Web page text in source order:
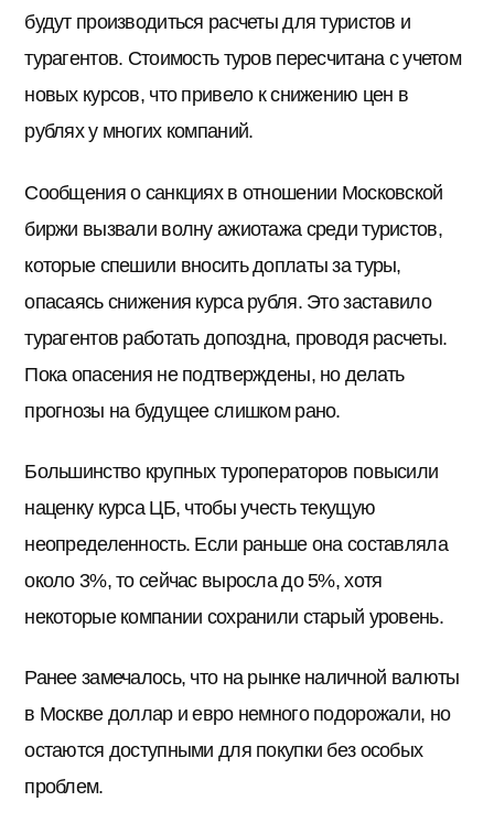
будут производиться расчеты для туристов и
турагентов. Стоимость туров пересчитана с учетом
новых курсов, что привело к снижению цен в
рублях у многих компаний.
Сообщения о санкциях в отношении Московской
биржи вызвали волну ажиотажа среди туристов,
которые спешили вносить доплаты за туры,
опасаясь снижения курса рубля. Это заставило
турагентов работать допоздна, проводя расчеты.
Пока опасения не подтверждены, но делать
прогнозы на будущее слишком рано.
Большинство крупных туроператоров повысили
наценку курса ЦБ, чтобы учесть текущую
неопределенность. Если раньше она составляла
около 3%, то сейчас выросла до 5%, хотя
некоторые компании сохранили старый уровень.
Ранее замечалось, что на рынке наличной валюты
в Москве доллар и евро немного подорожали, но
остаются доступными для покупки без особых
проблем.